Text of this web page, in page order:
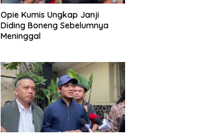
Opie Kumis Ungkap Janji
Diding Boneng Sebelumnya
Meninggal